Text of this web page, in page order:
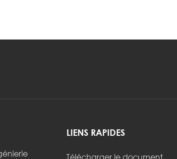
LIENS RAPIDES
Télécharger le document